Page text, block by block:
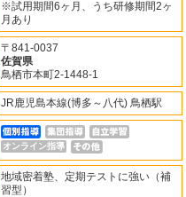
※試用期間6ヶ月、うち研修期間2ヶ
月あり
〒841-0037
佐賀県
鳥栖市本町2-1448-1
JR鹿児島本線(博多～八代) 鳥栖駅
オンライン指導
地域密着塾、定期テストに強い（補
習型）